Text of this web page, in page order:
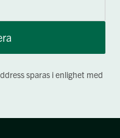
sparas i enlighet med